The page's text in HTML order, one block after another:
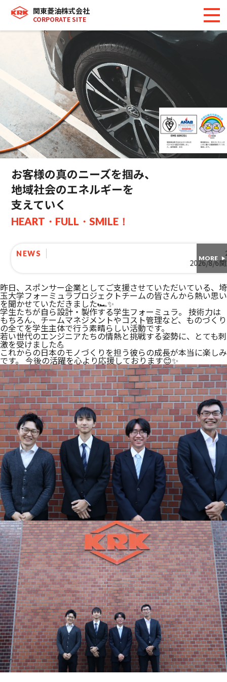
関東菱油株式会社
CORPORATE SITE
お客様の真のニーズを掴み、
地域社会のエネルギーを
支えていく
HEART・FULL・SMILE！
NEWS
MORE
昨日、スポンサー企業としてご支援させていただいている、埼
玉大学フォーミュラプロジェクトチームの皆さんから熱い思い
を聞かせていただきました🏎✨
学生たちが自ら設計・製作する学生フォーミュラ。 技術力は
もちろん、チームマネジメントやコスト管理など、ものづくり
の全てを学生主体で行う素晴らしい活動です。
若い世代のエンジニアたちの情熱と挑戦する姿勢に、とても刺
激を受けました💪
これからの日本のモノづくりを担う彼らの成長が本当に楽しみ
です。 今後の活躍を心より応援しております😊✨